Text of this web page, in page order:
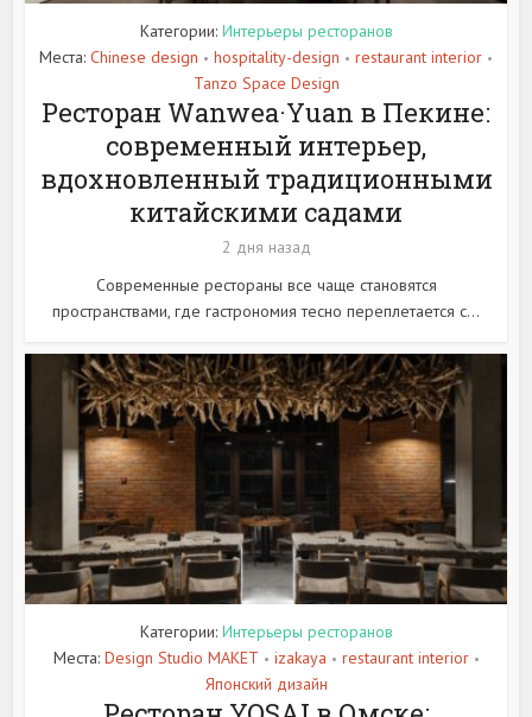
Категории: Интерьеры ресторанов
Места: Chinese design • hospitality-design • restaurant interior •
Tanzo Space Design
Ресторан Wanwea·Yuan в Пекине:
современный интерьер,
вдохновленный традиционными
китайскими садами
2 дня назад
Современные рестораны все чаще становятся
пространствами, где гастрономия тесно переплетается с...
Категории: Интерьеры ресторанов
Места: Design Studio MAKET • izakaya • restaurant interior •
Японский дизайн